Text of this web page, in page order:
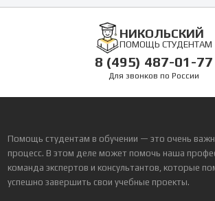
НИКОЛЬСКИЙ
ПОМОЩЬ СТУДЕНТАМ
8 (495) 487-01-77
Для звонков по России
Помощь студентам в обучении — это очень
процесс. В этом деле может помочь наша
команда экспертов и консультантов, которые
успешно завершить свои учебные проекты.